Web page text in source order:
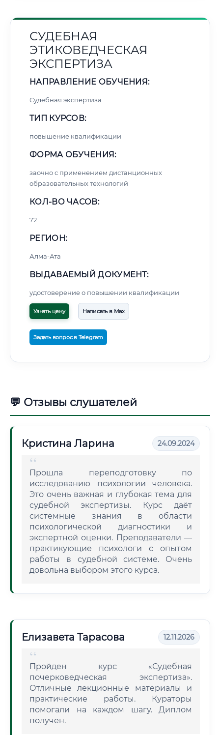
СУДЕБНАЯ
ЭТИКОВЕДЧЕСКАЯ
ЭКСПЕРТИЗА
НАПРАВЛЕНИЕ ОБУЧЕНИЯ:
Судебная экспертиза
ТИП КУРСОВ:
повышение квалификации
ФОРМА ОБУЧЕНИЯ:
заочно с применением дистанционных
образовательных технологий
КОЛ-ВО ЧАСОВ:
72
РЕГИОН:
Алма-Ата
ВЫДАВАЕМЫЙ ДОКУМЕНТ:
удостоверение о повышении квалификации
Узнать цену Написать в Max
Задать вопрос в Telegram
💬 Отзывы слушателей
Кристина Ларина 24.09.2024
Прошла переподготовку по
исследованию психологии человека.
Это очень важная и глубокая тема для
судебной экспертизы. Курс даёт
системные знания в области
психологической диагностики и
экспертной оценки. Преподаватели —
практикующие психологи с опытом
работы в судебной системе. Очень
довольна выбором этого курса.
Елизавета Тарасова 12.11.2026
Пройден курс «Судебная
почерковедческая экспертиза».
Отличные лекционные материалы и
практические работы. Кураторы
помогали на каждом шагу. Диплом
получен.